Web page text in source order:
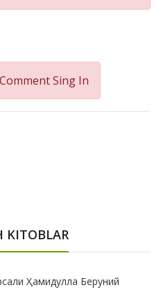
Sing In
KITOBLAR
Ҳамидулла Беруний